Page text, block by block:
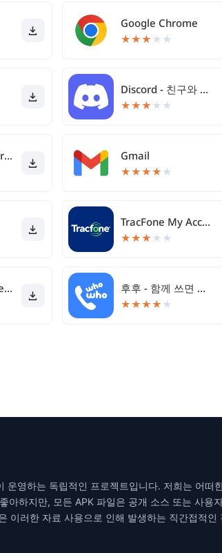
Google Chrome
★★★ ★ ★
Discord - 친구와 대화, 영상 채팅, 모임
★★★ ★ ★
Sticker.ly - Sticker Maker Gmail
★★★★ ★
TracFone My Account
★★★ ★ ★
WhatsApp Messenger 후후 - 함께 쓰면 더 좋은 안전 안심 서비스
★★★★ ★
영하는 독립적인 프로젝트입니다. 저희는 어떠
하지만, 모든 APK 파일은 공개 소스 또는 사용
러한 자료 사용으로 인해 발생하는 직간접적